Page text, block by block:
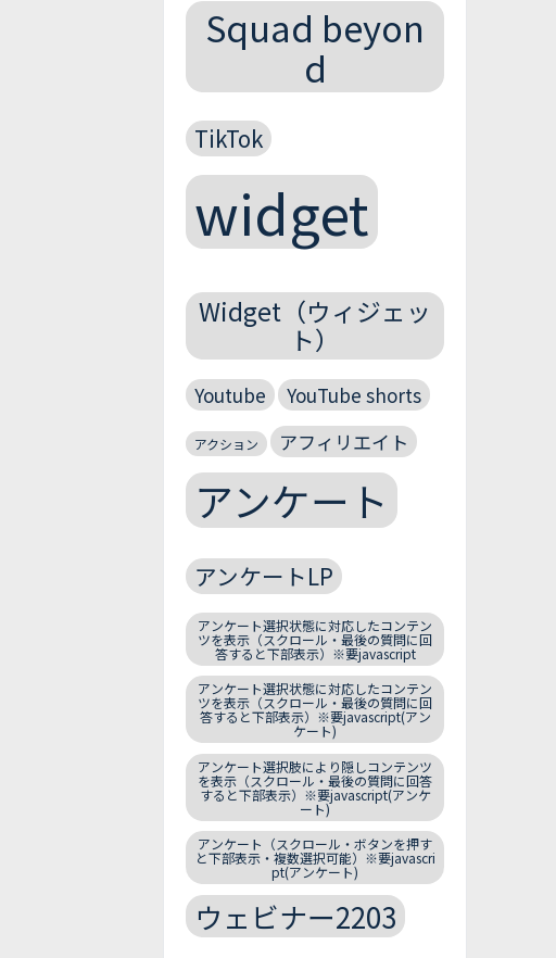
Squad beyon
d
TikTok
widget
Widget（ウィジェッ
ト）
Youtube YouTube shorts
アクション アフィリエイト
アンケート
アンケートLP
アンケート選択状態に対応したコンテン
ツを表示（スクロール・最後の質問に回
答すると下部表示）※要javascript
アンケート選択状態に対応したコンテン
ツを表示（スクロール・最後の質問に回
答すると下部表示）※要javascript(アン
ケート)
アンケート選択肢により隠しコンテンツ
を表示（スクロール・最後の質問に回答
すると下部表示）※要javascript(アンケ
ート)
アンケート（スクロール・ボタンを押す
と下部表示・複数選択可能）※要javascri
pt(アンケート)
ウェビナー2203